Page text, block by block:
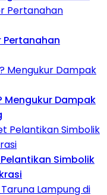
Pertanahan
Mengukur Dampak
Simbolik